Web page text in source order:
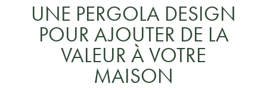
UNE PERGOLA DESIGN
POUR AJOUTER DE LA
VALEUR À VOTRE
MAISON